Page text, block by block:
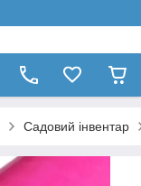
Садовий інвентар